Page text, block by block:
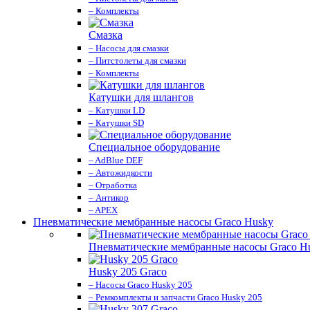
– Комплекты
Смазка
– Насосы для смазки
– Питстолеты для смазки
– Комплекты
Катушки для шлангов
– Катушки LD
– Катушки SD
Специальное оборудование
– AdBlue DEF
– Автожидкости
– Отработка
– Антикор
– APEX
Пневматические мембранные насосы Graco Husky
Пневматические мембранные насосы Graco
Husky 205 Graco
– Насосы Graco Husky 205
– Ремкомплекты и запчасти Graco Husky 205